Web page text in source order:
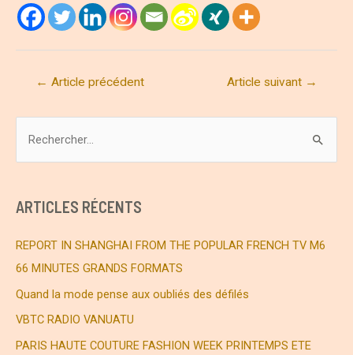
Navigation
l’article
← Article précédent Article suivant →
r
c
h
ARTICLES RÉCENTS
REPORT IN SHANGHAI FROM THE POPULAR FRENCH TV M6
66 MINUTES GRANDS FORMATS
Quand la mode pense aux oubliés des défilés
VBTC RADIO VANUATU
PARIS HAUTE COUTURE FASHION WEEK PRINTEMPS ETE